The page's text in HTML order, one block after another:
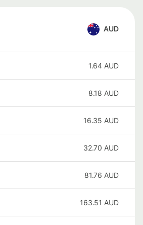
AUD
1.64 AUD
8.18 AUD
16.35 AUD
32.70 AUD
81.76 AUD
163.51 AUD